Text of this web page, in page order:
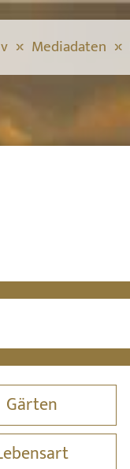
Mediadaten
Gärten